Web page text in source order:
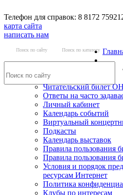
Телефон для справок: 8 8172
карта сайта
написать нам
Поиск по сайту Поиск по каталогу
Читательский билет
Ответы на часто
Личный кабинет
Календарь событий
Виртуальный
Подкасты
Календарь выставок
Правила пользования
Правила пользования
Условия и порядок
ресурсам Интернет
Политика
Клубы по интересам